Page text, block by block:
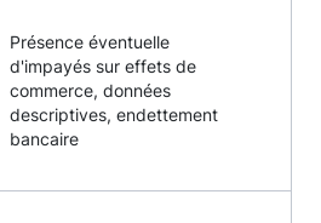
Présence éventuelle
d'impayés sur effets de
commerce, données
descriptives, endettement
bancaire